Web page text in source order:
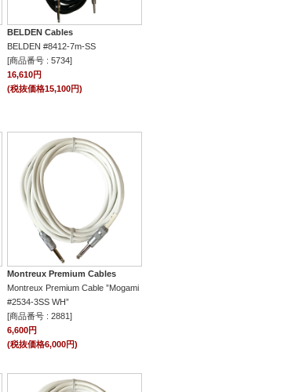
BELDEN Cables
BELDEN #8412-7m-SS
[商品番号 : 5734]
16,610円
(税抜価格15,100円)
Montreux Premium Cables
Montreux Premium Cable ”Mogami
#2534-3SS WH”
[商品番号 : 2881]
6,600円
(税抜価格6,000円)